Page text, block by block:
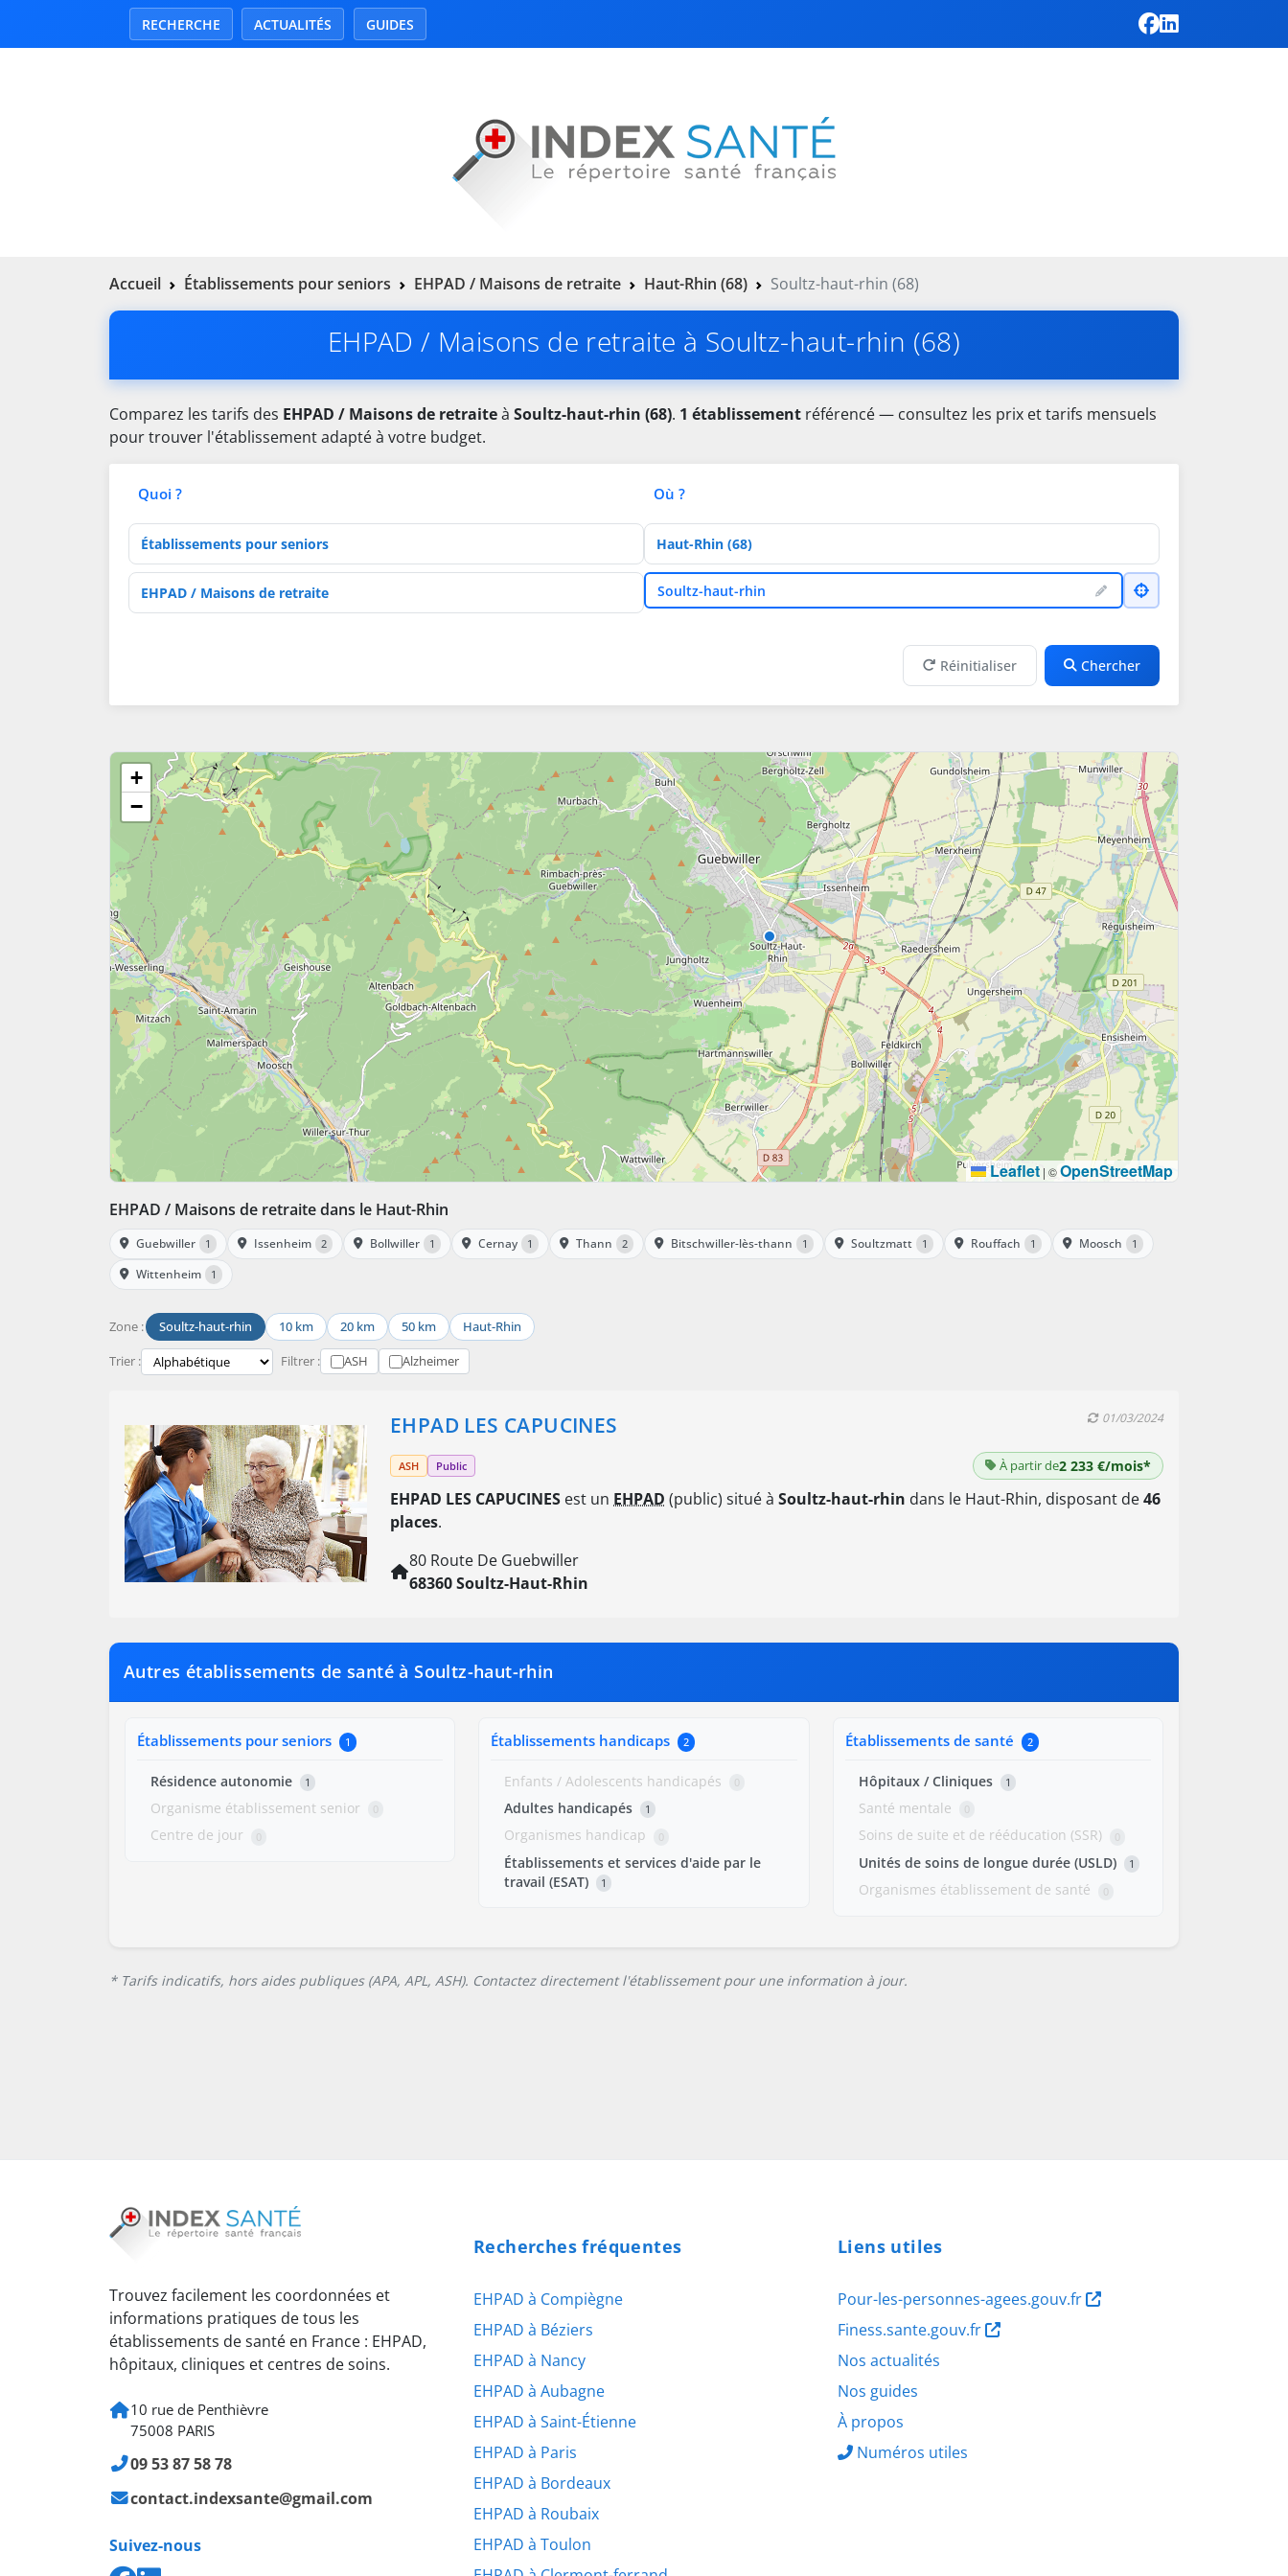
RECHERCHE ACTUALITÉS GUIDES
Accueil Établissements pour seniors EHPAD / Maisons de retraite Haut-Rhin (68) Soultz-haut-rhin (68)
EHPAD / Maisons de retraite à Soultz-haut-rhin (68)
Comparez les tarifs des EHPAD / Maisons de retraiteà Soultz-haut-rhin (68). 1 établissement référencé — consultez les prix et tarifs mensuels
pour trouver l'établissement adapté à votre budget.
Quoi ?
Type d'établissement
Activités de soins
Où ?
Département
VilleSoultz-haut-rhin
Réinitialiser Chercher
+
−
Leaflet | ©OpenStreetMap
EHPAD / Maisons de retraite dans le Haut-Rhin
Guebwiller 1 Issenheim 2 Bollwiller 1 Cernay 1 Thann 2 Bitschwiller-lès-thann 1 Soultzmatt 1 Rouffach 1 Moosch 1
Wittenheim 1
Zone : Soultz-haut-rhin 10 km 20 km 50 km Haut-Rhin
Trier : Filtrer : ASH Alzheimer
EHPAD LES CAPUCINES 01/03/2024
ASH Public À partir de2 233 €/mois*
EHPAD LES CAPUCINES est un EHPAD (public) situé à Soultz-haut-rhin dans le Haut-Rhin, disposant de46
places.
80 Route De Guebwiller
68360 Soultz-Haut-Rhin
Autres établissements de santé à Soultz-haut-rhin
Établissements pour seniors 1
Résidence autonomie 1
Organisme établissement senior 0
Centre de jour 0
Établissements handicaps 2
Enfants / Adolescents handicapés 0
Adultes handicapés 1
Organismes handicap 0
Établissements et services d'aide par le
travail (ESAT)
1
Établissements de santé 2
Hôpitaux / Cliniques 1
Santé mentale 0
Soins de suite et de rééducation (SSR) 0
Unités de soins de longue durée (USLD) 1
Organismes établissement de santé 0
* Tarifs indicatifs, hors aides publiques (APA, APL, ASH). Contactez directement l'établissement pour une information à jour.
Trouvez facilement les coordonnées et
informations pratiques de tous les
établissements de santé en France : EHPAD,
hôpitaux, cliniques et centres de soins.
10 rue de Penthièvre
75008 PARIS
09 53 87 58 78
contact.indexsante@gmail.com
Suivez-nous
Recherches fréquentes
EHPAD à Compiègne
EHPAD à Béziers
EHPAD à Nancy
EHPAD à Aubagne
EHPAD à Saint-Étienne
EHPAD à Paris
EHPAD à Bordeaux
EHPAD à Roubaix
EHPAD à Toulon
Liens utiles
Pour-les-personnes-agees.gouv.fr
Finess.sante.gouv.fr
Nos actualités
Nos guides
À propos
Numéros utiles